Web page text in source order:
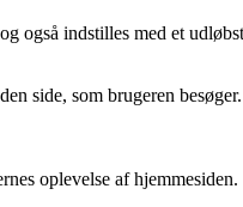
også indstilles med et
side, som brugeren
oplevelse af hjemmesiden.